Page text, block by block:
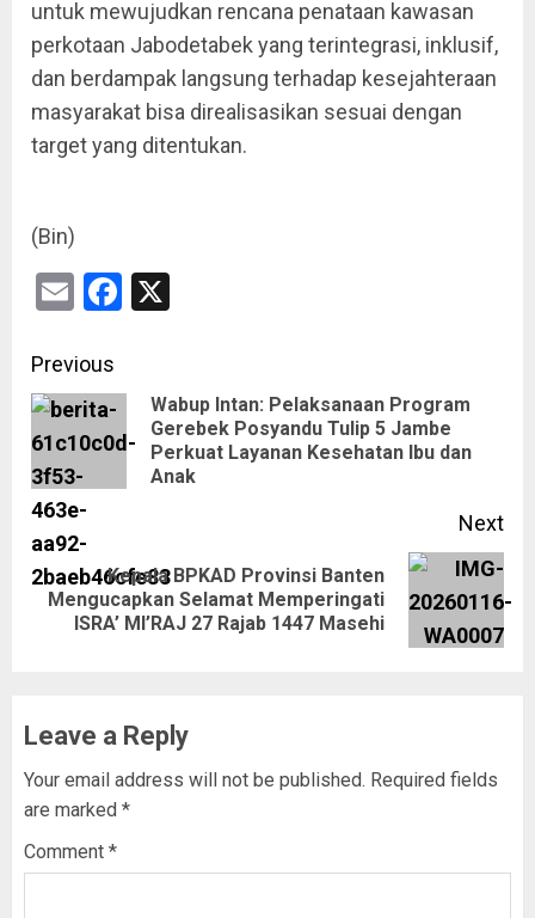
untuk mewujudkan rencana penataan kawasan
perkotaan Jabodetabek yang terintegrasi, inklusif,
dan berdampak langsung terhadap kesejahteraan
masyarakat bisa direalisasikan sesuai dengan
target yang ditentukan.
(Bin)
EmailFacebook
Previous
Wabup Intan: Pelaksanaan Program
Gerebek Posyandu Tulip 5 Jambe
Perkuat Layanan Kesehatan Ibu dan
Anak
Next
Kepala BPKAD Provinsi Banten
Mengucapkan Selamat Memperingati
ISRA’ MI’RAJ 27 Rajab 1447 Masehi
Leave a Reply
Your email address will not be published. Required fields
are marked *
Comment *